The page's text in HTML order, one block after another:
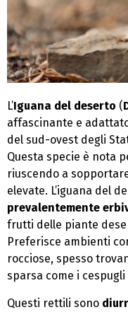
L’Iguana del deserto (
affascinante e
del sud-ovest degli
Questa specie è nota
riuscendo a
elevate. L’iguana del
prevalentemente
frutti delle piante
Preferisce ambienti
rocciose, spesso
sparsa come i
Questi rettili sono